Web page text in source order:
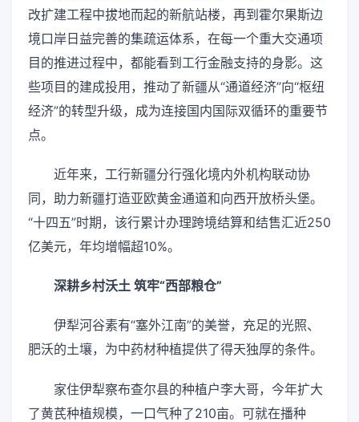
改扩建工程中拔地而起的新航站楼，再到霍尔果斯边
境口岸日益完善的集疏运体系，在每一个重大交通项
目的推进过程中，都能看到工行金融支持的身影。这
些项目的建成投用，推动了新疆从“通道经济”向“枢纽
经济”的转型升级，成为连接国内国际双循环的重要节
点。
近年来，工行新疆分行强化境内外机构联动协
同，助力新疆打造亚欧黄金通道和向西开放桥头堡。
“十四五”时期，该行累计办理跨境结算和结售汇近250
亿美元，年均增幅超10%。
深耕乡村沃土 筑牢“西部粮仓”
伊犁河谷素有“塞外江南”的美誉，充足的光照、
肥沃的土壤，为中药材种植提供了得天独厚的条件。
家住伊犁察布查尔县的种植户李大哥，今年扩大
了黄芪种植规模，一口气种了210亩。可就在播种